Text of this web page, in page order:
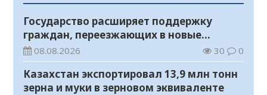
Государство расширяет поддержку
граждан, переезжающих в новые
регионы для работы
08.08.2026 30 0
Казахстан экспортировал 13,9 млн тонн
зерна и муки в зерновом эквиваленте